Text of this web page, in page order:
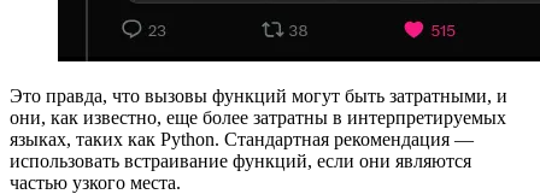
Это правда, что вызовы функций могут быть затратными, и
они, как известно, еще более затратны в интерпретируемых
языках, таких как Python. Стандартная рекомендация —
использовать встраивание функций, если они являются
частью узкого места.